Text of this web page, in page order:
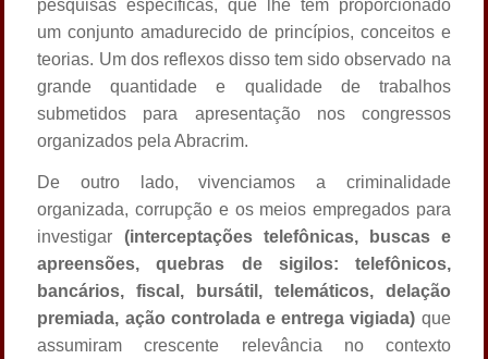
pesquisas específicas, que lhe tem proporcionado
um conjunto amadurecido de princípios, conceitos e
teorias. Um dos reflexos disso tem sido observado na
grande quantidade e qualidade de trabalhos
submetidos para apresentação nos congressos
organizados pela Abracrim.
De outro lado, vivenciamos a criminalidade
organizada, corrupção e os meios empregados para
investigar (interceptações telefônicas, buscas e
apreensões, quebras de sigilos: telefônicos,
bancários, fiscal, bursátil, telemáticos, delação
premiada, ação controlada e entrega vigiada) que
assumiram crescente relevância no contexto